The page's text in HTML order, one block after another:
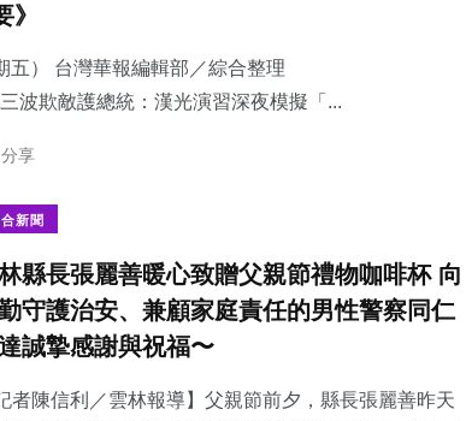
五） 台灣華報編輯部／綜合整理
護總統：​漢光演習深夜模擬「...
享
新聞
縣長張麗善暖心致贈父親節禮物咖啡杯 向
守護治安、兼顧家庭責任的男性警察同仁
誠摯感謝與祝福〜
者陳信利／雲林報導】父親節前夕，縣長張麗善昨天